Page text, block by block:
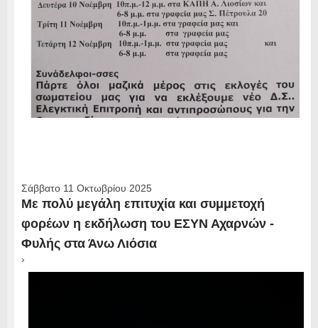
Σάββατο 11 Οκτωβρίου 2025
Με πολύ μεγάλη επιτυχία και συμμετοχή
φορέων η εκδήλωση του ΕΣΥΝ Αχαρνών -
Φυλής στα Άνω Λιόσια
›